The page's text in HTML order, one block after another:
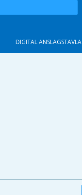
DIGITAL ANSLAGSTAVLA